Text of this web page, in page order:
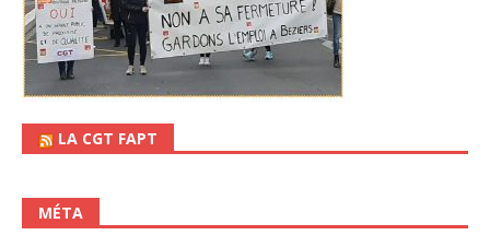
LA CGT FAPT
MÉTA